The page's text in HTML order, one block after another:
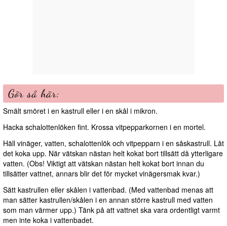
Gör så här:
Smält smöret i en kastrull eller i en skål i mikron.
Hacka schalottenlöken fint. Krossa vitpepparkornen i en mortel.
Häll vinäger, vatten, schalottenlök och vitpepparn i en såskastrull. Låt
det koka upp. När vätskan nästan helt kokat bort tillsätt då ytterligare
vatten. (Obs! Viktigt att vätskan nästan helt kokat bort innan du
tillsätter vattnet, annars blir det för mycket vinägersmak kvar.)
Sätt kastrullen eller skålen i vattenbad. (Med vattenbad menas att
man sätter kastrullen/skålen i en annan större kastrull med vatten
som man värmer upp.) Tänk på att vattnet ska vara ordentligt varmt
men inte koka i vattenbadet.